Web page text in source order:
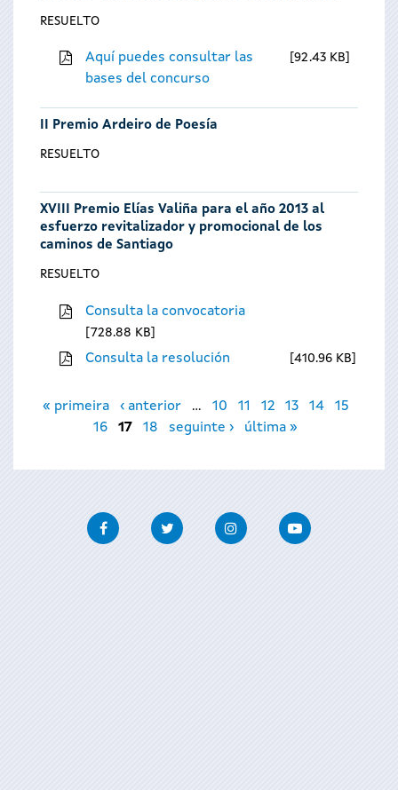
RESUELTO
Aquí puedes consultar las
bases del concurso
92.43 KB
II Premio Ardeiro de Poesía
RESUELTO
XVIII Premio Elías Valiña para el año 2013 al
esfuerzo revitalizador y promocional de los
caminos de Santiago
RESUELTO
Consulta la convocatoria
728.88 KB
Consulta la resolución 410.96 KB
Páginas
« primeira ‹ anterior … 10 11 12 13 14
15
16
17 18 seguinte › última »
FacebookTwitter InstagramYoutube